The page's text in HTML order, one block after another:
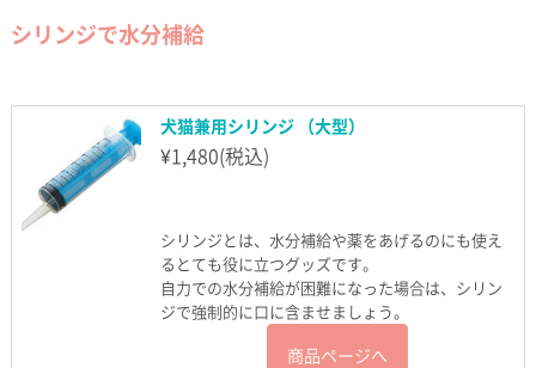
シリンジで水分補給
犬猫兼用シリンジ （大型）
¥1,480(税込)
シリンジとは、水分補給や薬をあげるのにも使え
るとても役に立つグッズです。
自力での水分補給が困難になった場合は、シリン
ジで強制的に口に含ませましょう。
商品ページへ